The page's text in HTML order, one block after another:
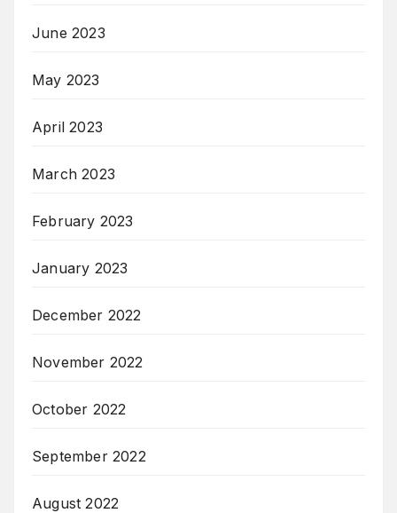
June 2023
May 2023
April 2023
March 2023
February 2023
January 2023
December 2022
November 2022
October 2022
September 2022
August 2022